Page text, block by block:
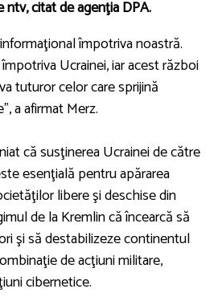
citat de agenţia DPA.
împotriva noastră.
Ucrainei, iar acest război
tuturor celor care sprijină
a afirmat Merz.
că susţinerea Ucrainei de către
esenţială pentru apărarea
libere şi deschise din
de la Kremlin că încearcă să
şi să destabilizeze continentul
de acţiuni militare,
cibernetice.